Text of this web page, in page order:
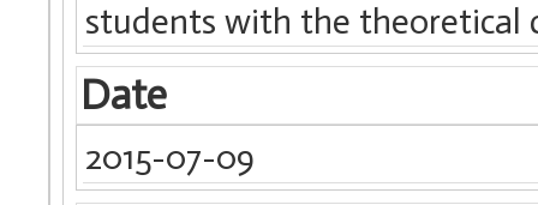
students with the theoretical
Date
2015-07-09